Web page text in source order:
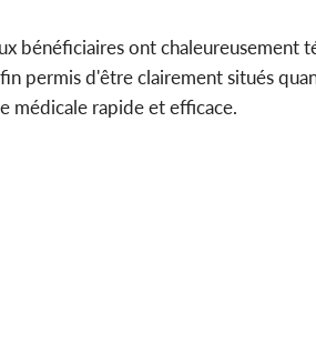
bénéficiaires ont chaleureusement
permis d'être clairement situés
médicale rapide et efficace.